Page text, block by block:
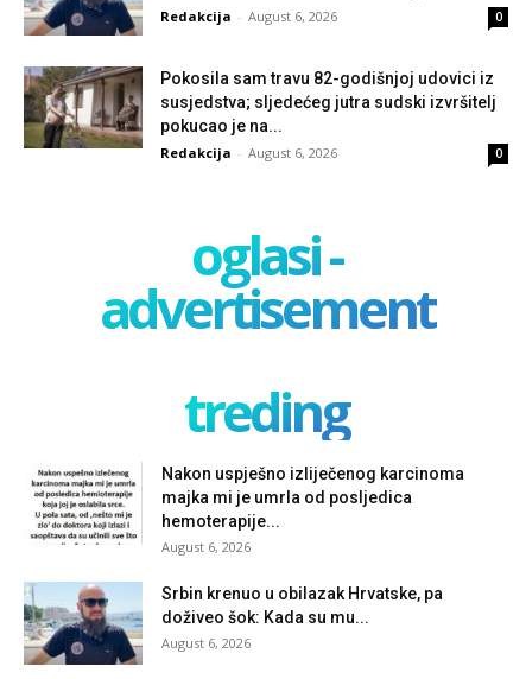
Redakcija - August 6, 2026 0
Pokosila sam travu 82-godišnjoj udovici iz
susjedstva; sljedećeg jutra sudski izvršitelj
pokucao je na...
Redakcija - August 6, 2026 0
oglasi -
advertisement
treding
Nakon uspješno izliječenog karcinoma
majka mi je umrla od posljedica
hemoterapije...
August 6, 2026
Srbin krenuo u obilazak Hrvatske, pa
doživeo šok: Kada su mu...
August 6, 2026